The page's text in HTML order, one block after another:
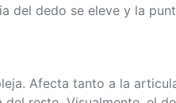
del dedo se eleve y la
Afecta tanto a la